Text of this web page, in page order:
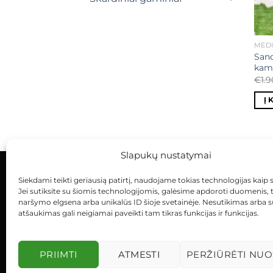
Slapukų nustatymai
Siekdami teikti geriausią patirtį, naudojame tokias technologijas kaip
Jei sutiksite su šiomis technologijomis, galėsime apdoroti duomenis,
naršymo elgsena arba unikalūs ID šioje svetainėje. Nesutikimas arba
atšaukimas gali neigiamai paveikti tam tikras funkcijas ir funkcijas.
PRIIMTI ATMESTI PERŽIŪRĖTI
€
Į
KONTAKTAI INDIVIDUALŪS PROJEKTAI